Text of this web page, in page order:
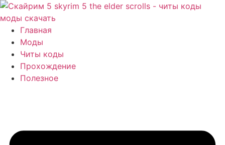
Перейти
к
содержимому
Главная
Моды
Читы коды
Прохождение
Полезное